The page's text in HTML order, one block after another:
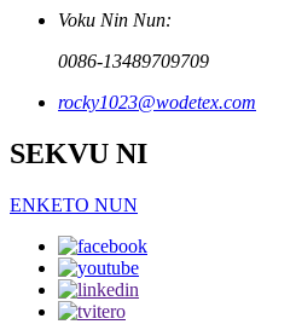
Voku Nin Nun:
0086-13489709709
rocky1023@wodetex.com
SEKVU NI
ENKETO NUN